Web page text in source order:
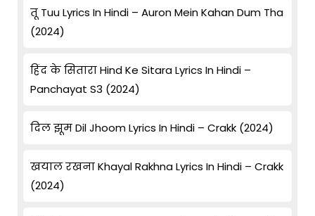
तू Tuu Lyrics In Hindi – Auron Mein Kahan Dum Tha
(2024)
हिंद के सितारा Hind Ke Sitara Lyrics In Hindi –
Panchayat S3 (2024)
दिल झूम Dil Jhoom Lyrics In Hindi – Crakk (2024)
खयाल रखना Khayal Rakhna Lyrics In Hindi – Crakk
(2024)